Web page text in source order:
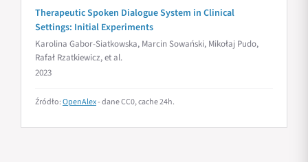
Therapeutic Spoken Dialogue System in Clinical
Settings: Initial Experiments
Karolina Gabor-Siatkowska, Marcin Sowański, Mikołaj Pudo,
Rafał Rzatkiewicz, et al.
2023
Źródło:OpenAlex- dane CC0, cache 24h.